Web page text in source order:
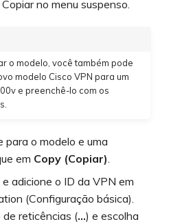
no menu suspenso.
o modelo, você também pode
modelo Cisco VPN para um
e preenchê-lo com os
para o modelo e uma
em Copy (Copiar).
adicione o ID da VPN em
(Configuração básica).
de reticências (…) e escolha